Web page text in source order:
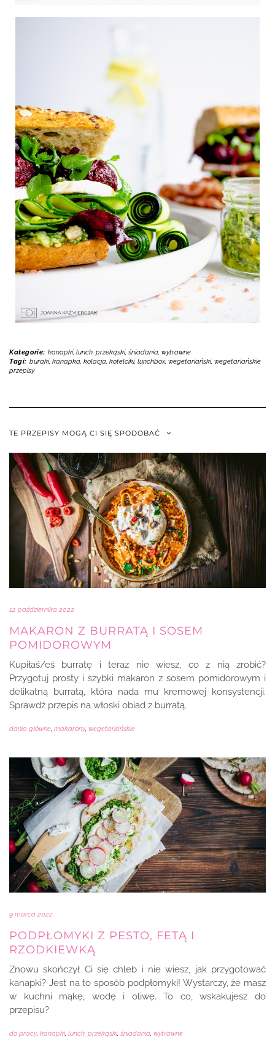
Kategorie: kanapki, lunch, przekąski, śniadania, wytrawne
Tagi: buraki, kanapka, kolacja, kotelciki, lunchbox, wegetariański, wegetariańskie
przepisy
TE PRZEPISY MOGĄ CI SIĘ SPODOBAĆ
12 października 2022
MAKARON Z BURRATĄ I SOSEM
POMIDOROWYM
Kupiłaś/eś burratę i teraz nie wiesz, co z nią zrobić?
Przygotuj prosty i szybki makaron z sosem pomidorowym i
delikatną burratą, która nada mu kremowej konsystencji.
Sprawdź przepis na włoski obiad z burratą.
dania główne makarony, wegetariańskie
9 marca 2022
PODPŁOMYKI Z PESTO, FETĄ I
RZODKIEWKĄ
Znowu skończył Ci się chleb i nie wiesz, jak przygotować
kanapki? Jest na to sposób podpłomyki! Wystarczy, że masz
w kuchni mąkę, wodę i oliwę. To co, wskakujesz do
przepisu?
do pracy, kanapki, lunch, przekąski, śniadania wytrawne